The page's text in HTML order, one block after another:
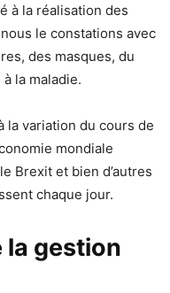
à la réalisation des
le constations avec
des masques, du
la maladie.
la variation du cours de
mondiale
Brexit et bien d’autres
chaque jour.
la gestion